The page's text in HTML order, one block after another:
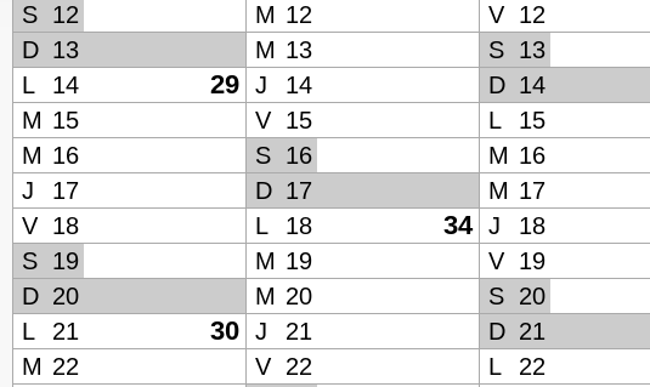
S
12 M 12 V 12
D 13 M 13 S 13
L
14 29 J 14 D 14
M 15 V 15 L 15
M 16 S 16 M 16
J
17 D 17 M 17
V
18 L 18 34 J 18
S
19 M 19 V 19
D 20 M 20 S 20
L
21 30 J 21 D 21
M 22 V 22 L 22